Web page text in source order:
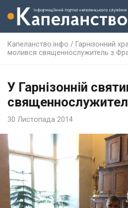
Капеланство.інфо / Гарнізонний
молився священнослужитель з
У Гарнізонній
30 Листопада 2014